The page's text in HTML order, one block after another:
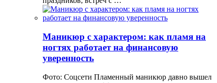
Маникюр с характером: как пламя на
ногтях работает на финансовую
уверенность
Фото: Соцсети Пламенный маникюр давно вышел